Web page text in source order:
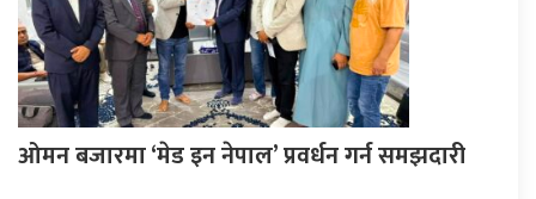
ओमन बजारमा ‘मेड इन नेपाल’ प्रवर्धन गर्न समझदारी